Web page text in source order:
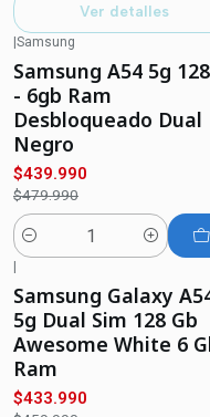
Ver detalles
Samsung
Samsung A54 5g
- 6gb Ram
Desbloqueado Dual
Negro
$439.990
$479.990
Cantidad
Samsung Galaxy
5g Dual Sim 128 Gb
Awesome White 6
Ram
$433.990